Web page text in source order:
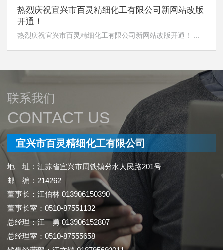
热烈庆祝宜兴市百灵精细化工有限公司新网站改版
开通！
热烈庆祝宜兴市百灵精细化工有限公司新网站改版开通！ ...
联系我们
CONTACT US
宜兴市百灵精细化工有限公司
地 址：江苏省宜兴市周铁镇分水人民路201号
邮 编：214262
董事长：江伯林 013906150390
董事长室：0510-87551132
总经理：江 勇 013906152807
总经理室：0510-87555658